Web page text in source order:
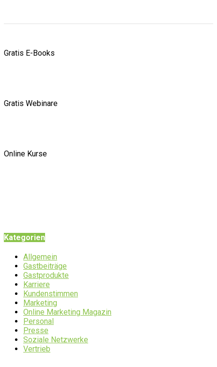
Gratis E-Books
Gratis Webinare
Online Kurse
Kategorien
Allgemein
Gastbeiträge
Gastprodukte
Karriere
Kundenstimmen
Marketing
Online Marketing Magazin
Personal
Presse
Soziale Netzwerke
Vertrieb